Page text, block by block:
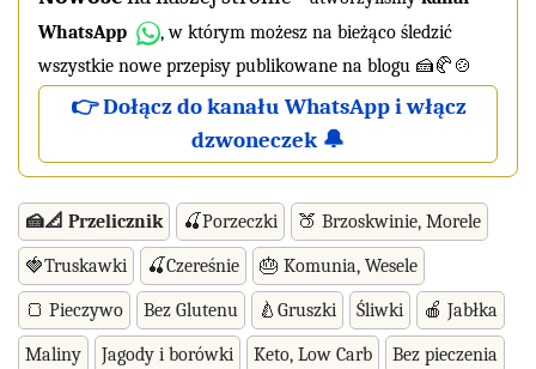
WhatsApp
, w którym możesz na bieżąco śledzić
wszystkie nowe przepisy publikowane na blogu 🍰🥐🍲
👉 Dołącz do kanału WhatsApp i włącz
dzwoneczek 🔔
🍰📐 Przelicznik 🍒Porzeczki 🍑 Brzoskwinie, Morele
🍓Truskawki 🍒Czereśnie 🎂 Komunia, Wesele
🍞 Pieczywo Bez Glutenu 🍐Gruszki Śliwki 🍎 Jabłka
Maliny Jagody i borówki Keto, Low Carb Bez pieczenia